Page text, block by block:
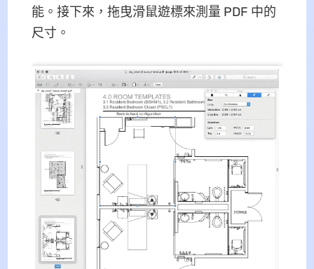
能。接下來，拖曳滑鼠遊標來測量 PDF 中的
尺寸。